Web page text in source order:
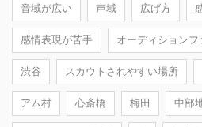
音域が広い 声域 広げ方
感情表現が苦手 オーディションフ
渋谷 スカウトされやすい場所
アム村 心斎橋 梅田 中部